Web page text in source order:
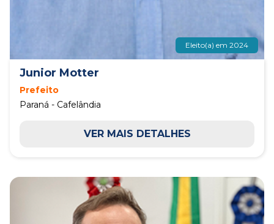
Eleito(a) em 2024
Junior Motter
Prefeito
Paraná - Cafelândia
VER MAIS DETALHES